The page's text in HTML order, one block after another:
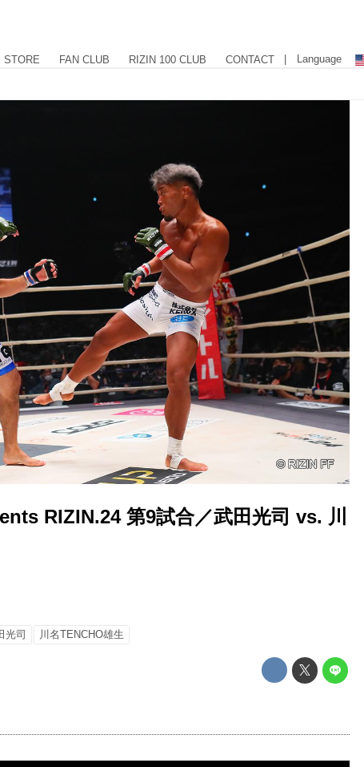
STORE FAN CLUB RIZIN 100 CLUB CONTACT | Language
RIZIN.24 第9試合／武田光司 vs. 川
光司 川名TENCHO雄生